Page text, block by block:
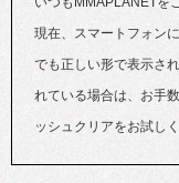
現在、スマートフォン
でも正しい形で表示さ
れている場合は、お手
ッシュクリアをお試しく